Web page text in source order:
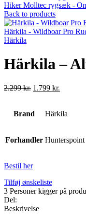
Hiker Molltec rygsæk -
Back to products
Härkila - Wildboar Pro
Härkila
Härkila –
2.299kr. Original
2.299 kr..
1.799 kr.
1.799 kr..
Brand Härkila
Forhandler Hunterspoint
Bestil her
Tilføj ønskeliste
3 Personer kigger på
Del:
Beskrivelse